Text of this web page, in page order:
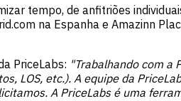
tempo, de anfitriões
na Espanha e Amazinn
PriceLabs: "Trabalhando com a
LOS, etc.). A equipe da
A PriceLabs é uma